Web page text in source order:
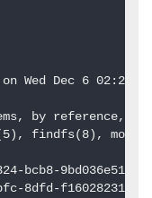
Wed Dec 6
by reference,
findfs(8),
bcb8-
8dfd-